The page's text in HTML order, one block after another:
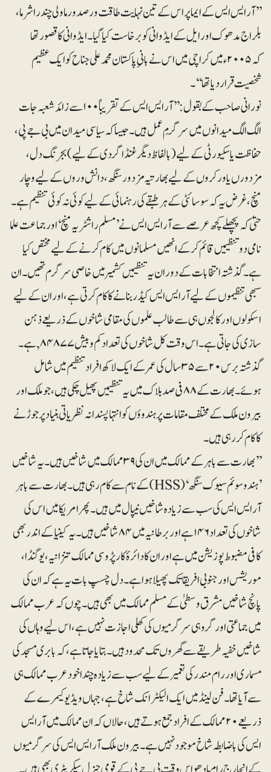
’’آر ایس ایس کے ایما پر اس کے تین نہایت طاقت ور صدور ماولی چندر ا شرما،
بلراج مدھوک اور ایل کے ایڈوانی کو برخاست کیا گیا۔ ایڈوانی کا قصور تھا
کہ ۲۰۰۵ء میں کراچی میں اس نے بانیِ پاکستان محمد علی جناح کو ایک عظیم
شخصیت قرار دیا تھا‘‘۔
نورانی صاحب کے بقول: ’’آر ایس ایس کے تقریباً ۱۰۰سے زائد شعبہ جات
الگ الگ میدانوں میں سرگرمِ عمل ہیں۔ جیسا کہ سیاسی میدان میں بی جے پی،
حفاظت یا سکیورٹی کے لیے (بالفاظ دیگر غنڈا گردی کے لیے) بجرنگ دل،
مزدورں یا ورکروں کے لیے بھارتیہ مزدور سنگھ، دانش وروں کے لیے وچار
منچ، غرض یہ کہ سوسائٹی کے ہر طبقے کی رہنمائی کے لیے کوئی نہ کوئی تنظیم ہے۔
حتی ٰکہ پچھلے کچھ عرصے سے آر ایس ایس نے ’مسلم راشٹریہ منچ‘ اور جماعت علما
نامی دو تنظیمیں قائم کرکے انھیں مسلمانوں میں کام کرنے کے لیے مختص کیا
ہے۔ گذشتہ انتخابات کے دوران یہ تنظیمیں کشمیر میں خاصی سرگرم تھیں۔ان
سبھی تنظیموں کے لیے آر ایس ایس کیڈر بنانے کا کام کرتی ہے، اور ان کے لیے
اسکولوں اور کالجوں ہی سے طالب علموں کی مقامی شاخوں کے ذریعے ذہن
سازی کی جاتی ہے۔ اس وقت کُل شاخوں کی تعداد کم وبیش۸۷۷ ۸۴, ہے۔
گذشتہ برس ۲۰سے ۳۵سال کی عمر کے ایک لاکھ افراد تنظیم میں شامل
ہوئے۔ بھارت کے ۸۸ فی صد بلاک میں یہ تنظیمیں پھیل چکی ہیں، جو ملک اور
بیرون ملک کے مختلف مقامات پر ہندوؤں کو انتہاپسندانہ نظریاتی بنیاد پر جوڑنے
کا کام کررہی ہیں۔
’’بھارت سے باہر کے ممالک میں ان کی ۳۹ممالک میں شاخیں ہیں۔ یہ شاخیں
’ہندو سوئم سیوک سنگھ‘ (HSS)کے نام سے کام رہی ہیں۔بھارت سے باہر
آر ایس ایس کی سب سے زیادہ شاخیں نیپال میں ہیں۔ پھر امریکا میں اس کی
شاخوں کی تعداد۱۴۶ ہے اور برطانیہ میں ۸۴شاخیں ہیں۔ یہ کینیا کے اندر بھی
کافی مضبوط پوزیشن میں ہے اور ان کا دائرۂ کار پڑوسی ممالک تنزانیہ، یوگنڈا،
موریشس اور جنوبی افریقا تک پھیلا ہوا ہے۔دل چسپ بات یہ ہے کہ ان کی
پانچ شاخیں مشرق وسطیٰ کے مسلم ممالک میں بھی ہیں۔ چوں کہ عرب ممالک
میں جماعتی اور گروہی سرگرمیوں کی کھلی اجازت نہیں ہے، اس لیے وہاں کی
شاخیں خفیہ طریقے سے گھروں تک محدود ہیں۔ بتایا جاتا ہے، کہ بابری مسجد کی
مسماری اور رام مندر کی تعمیر کے لیے سب سے زیادہ چندا خودعرب ممالک ہی
سے آیا تھا۔ فن لینڈ میں ایک الیکٹرانک شاخ ہے، جہاں ویڈیو کیمرے کے
ذریعے ۲۰ممالک کے افراد جمع ہوتے ہیں، حالاں کہ ان ممالک میں آر ایس
ایس کی باضابطہ شاخ موجود نہیں ہے۔ بیرون ملک آر ایس ایس کی سرگرمیوں